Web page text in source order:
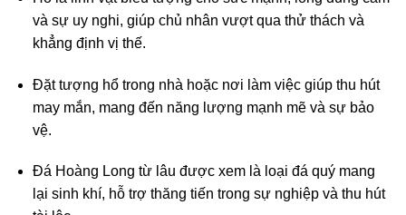
và sự uy nghi, giúp chủ nhân vượt qua thử thách và
khẳng định vị thế.
Đặt tượng hổ trong nhà hoặc nơi làm việc giúp thu hút
may mắn, mang đến năng lượng mạnh mẽ và sự bảo
vệ.
Đá Hoàng Long từ lâu được xem là loại đá quý mang
lại sinh khí, hỗ trợ thăng tiến trong sự nghiệp và thu hút